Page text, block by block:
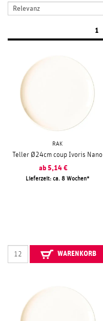
1
RAK
Teller Ø24cm coup Ivoris Nano
ab 5,14 €
Lieferzeit: ca. 8 Wochen
WARENKORB